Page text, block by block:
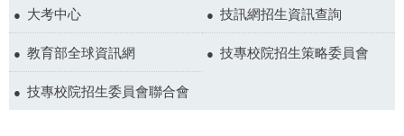
大考中心 技訊網招生資訊查詢
教育部全球資訊網 技專校院招生策略委員會
技專校院招生委員會聯合會